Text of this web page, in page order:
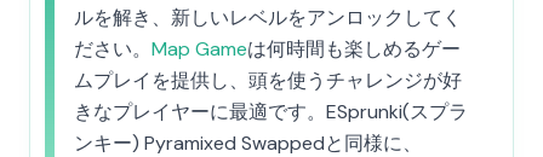
ルを解き、新しいレベルをアンロックしてく
ださい。 Map Gameは何時間も楽しめるゲー
ムプレイを提供し、頭を使うチャレンジが好
きなプレイヤーに最適です。ESprunki(スプラ
ンキー) Pyramixed Swappedと同様に、